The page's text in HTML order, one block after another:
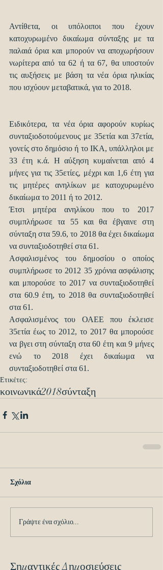
Αντίθετα, οι υπόλοιποι που έχουν
κατοχυρωμένο δικαίωμα σύνταξης με τα
παλαιά όρια και μπορούν να αποχωρήσουν
νωρίτερα από τα 62 ή τα 67, θα υποστούν
τις αυξήσεις με βάση τα νέα όρια ηλικίας
που ισχύουν μεταβατικά, για το 2018.
Ειδικότερα, τα νέα όρια αφορούν κυρίως
συνταξιοδοτούμενους με 35ετία και 37ετία,
γονείς στο δημόσιο ή το ΙΚΑ, υπάλληλοι με
33 έτη κ.ά. Η αύξηση κυμαίνεται από 4
μήνες για τις 35ετίες, μέχρι και 1,6 έτη για
τις μητέρες ανηλίκων με κατοχυρωμένο
δικαίωμα το 2011 ή το 2012.
Έτσι μητέρα ανηλίκου που το 2017
συμπλήρωσε τα 55 και θα έβγαινε στη
σύνταξη στα 59.6, το 2018 θα έχει δικαίωμα
να συνταξιοδοτηθεί στα 61.
Ασφαλισμένος του δημοσίου ο οποίος
συμπλήρωσε το 2012 35 χρόνια ασφάλισης
και μπορούσε το 2017 να συνταξιοδοτηθεί
στα 60.9 έτη, το 2018 θα συνταξιοδοτηθεί
στα 61.
Ασφαλισμένος του ΟΑΕΕ που έκλεισε
35ετία έως το 2012, το 2017 θα μπορούσε
να βγει στη σύνταξη στα 60 έτη και 9 μήνες
ενώ το 2018 έχει δικαίωμα να
συνταξιοδοτηθεί στα 61.
Ετικέτες:
κοινωνικά2018σύνταξη
Σχόλια
Γράψτε ένα σχόλιο...
Σημαντικές Δημοσιεύσεις